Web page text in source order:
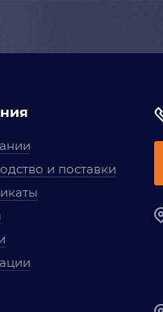
и поставки